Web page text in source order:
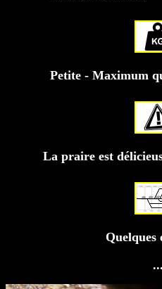
Petite - Maximum
La praire est
Quelques
...